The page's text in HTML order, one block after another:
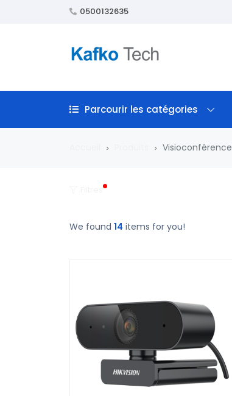
0500132635
Parcourir les catégories
Visioconférence
We found 14 items for you!